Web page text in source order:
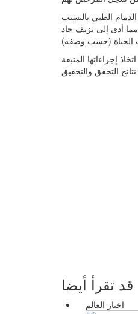
إلى شكوى والد الفتاة (ر، هـ) 17 عامًا» يتهم برج الدمام الطبي بالتسبب
أدى إلى نزيف حاد
إجراءاتها المتبعة
قد تقرأ أيضا
اخبار العالم